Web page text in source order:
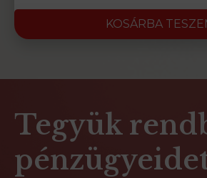
ből
KOSÁRBA
Tegyük